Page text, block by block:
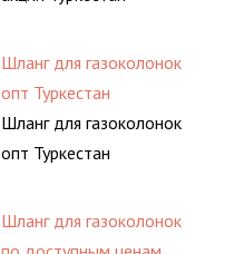
Шланг для газоколонок
опт Туркестан
Шланг для газоколонок
опт Туркестан
Шланг для газоколонок